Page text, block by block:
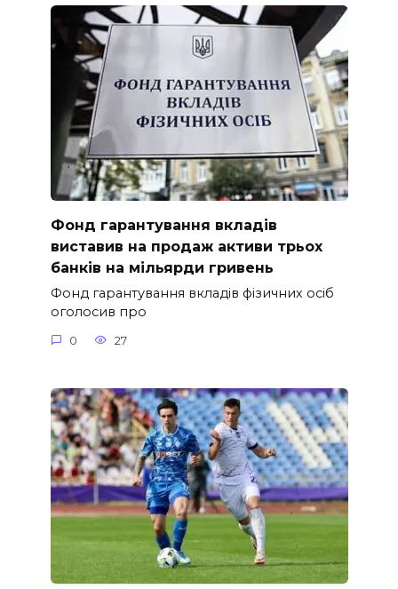
Фонд гарантування вкладів
виставив на продаж активи трьох
банків на мільярди гривень
Фонд гарантування вкладів фізичних осіб
оголосив про
0 27